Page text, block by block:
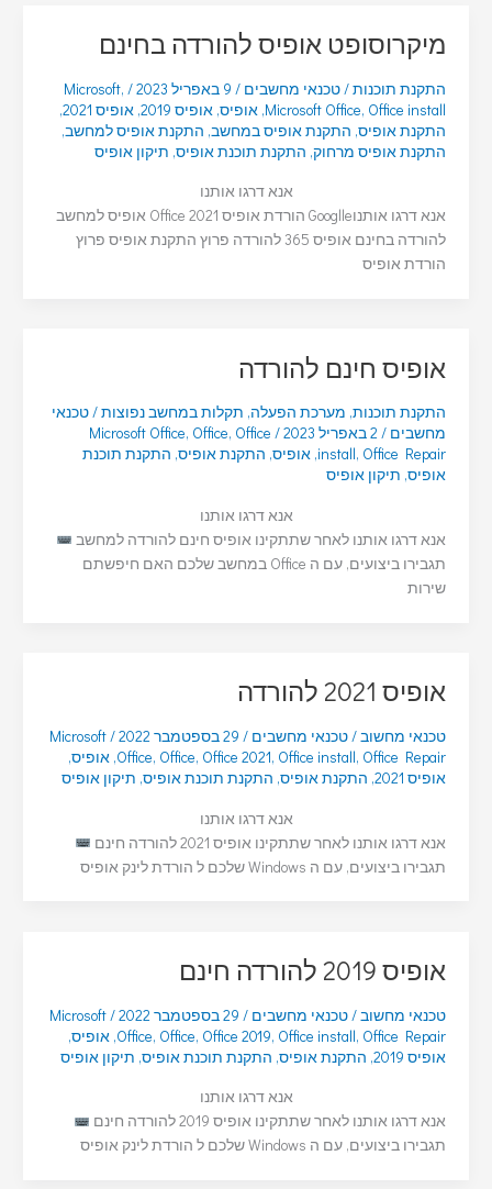
מיקרוסופט אופיס להורדה בחינם
התקנת תוכנות/טכנאי מחשבים / 9 באפריל 2023 /
Microsoft,
Microsoft Office, Office install
, אופיס, אופיס 2019 , אופיס 2021
,
התקנת אופיס, התקנת אופיס במחשב, התקנת אופיס למחשב,
התקנת אופיס מרחוק, התקנת תוכנת אופיס, תיקון אופיס
אנא דרגו אותנו
אנא דרגו אותנוGooglle הורדת אופיס 2021 Office אופיס למחשב
להורדה בחינם אופיס 365 להורדה פרוץ התקנת אופיס פרוץ
הורדת אופיס
אופיס חינם להורדה
התקנת תוכנות, מערכת הפעלה, תקלות במחשב נפוצות/טכנאי
מחשבים / 2 באפריל 2023 /
Microsoft Office, Office, Office
install, Office Repair
, אופיס, התקנת אופיס, התקנת תוכנת
אופיס, תיקון אופיס
אנא דרגו אותנו
אנא דרגו אותנו לאחר שתתקינו אופיס חינם להורדה למחשב
תגבירו ביצועים, עם ה Office במחשב שלכם האם חיפשתם
שירות
אופיס 2021 להורדה
טכנאי מחשוב/טכנאי מחשבים / 29 בספטמבר 2022 /
Microsoft
Office, Office, Office 2021, Office install, Office Repair
, אופיס,
אופיס 2021
, התקנת אופיס, התקנת תוכנת אופיס, תיקון אופיס
אנא דרגו אותנו
אנא דרגו אותנו לאחר שתתקינו אופיס 2021 להורדה חינם
תגבירו ביצועים, עם ה Windows שלכם ל הורדת לינק אופיס
אופיס 2019 להורדה חינם
טכנאי מחשוב/טכנאי מחשבים / 29 בספטמבר 2022 /
Microsoft
Office, Office, Office 2019, Office install, Office Repair
, אופיס,
אופיס 2019
, התקנת אופיס, התקנת תוכנת אופיס, תיקון אופיס
אנא דרגו אותנו
אנא דרגו אותנו לאחר שתתקינו אופיס 2019 להורדה חינם
תגבירו ביצועים, עם ה Windows שלכם ל הורדת לינק אופיס